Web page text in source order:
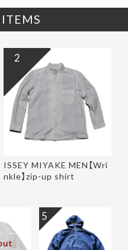
ISSEY MIYAKE MEN【Wri
nkle】zip-up shirt
2
5